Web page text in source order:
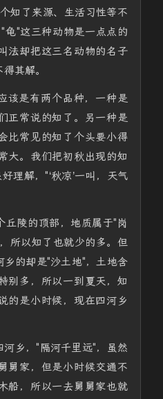
知了来源、生活习性等不
龟"这三种动物是一点点的
法却把这三名动物的名子
其解。
该是有两个品种，一种是
正常说的知了。另一种是
比常见的知了个头要小得
大。我们把初秋出现的知
理解，"‘秋凉’一叫，天气
丘陵的顶部，地质属于"岗
所以知了也就少的多。但
乡的却是"沙土地"，土地含
别多，所以一到夏天，知
的是小时候，现在四河乡
河乡，"隔河千里远"，虽然
舅家，但是小时候交通不
船，所以一去舅舅家也就